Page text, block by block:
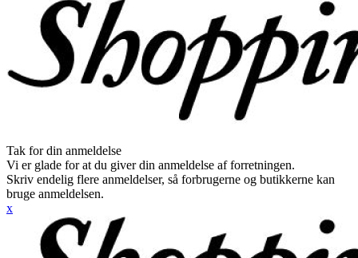
Tak for din anmeldelse
Vi er glade for at du giver din anmeldelse af forretningen.
Skriv endelig flere anmeldelser, så forbrugerne og butikkerne kan
bruge anmeldelsen.
x